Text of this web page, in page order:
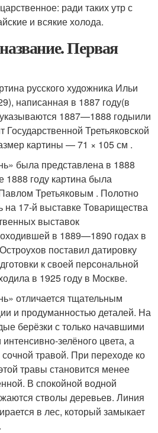
ради таких утр с
и всякие холода.
Первая
русского художника Ильи
написанная в 1887 году(в
1887—1888 годыили
Третьяковской
картины — 71 × 105 см .
была представлена в 1888
1888 году картина была
Третьяковым . Полотно
на 17-й выставке Товарищества
выставок
в 1889—1890 годах в
поставил датировку
к своей персональной
в 1925 году в Москве.
отличается тщательным
и продуманностью деталей. На
берёзки с только начавшими
зелёного цвета, а
травой. При переходе ко
травы становится менее
В спокойной водной
стволы деревьев. Линия
в лес, который замыкает
.